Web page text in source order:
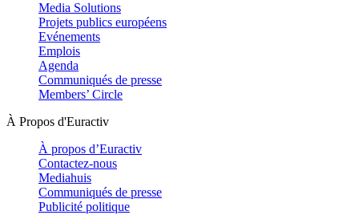
Media Solutions
Projets publics européens
Evénements
Emplois
Agenda
Communiqués de presse
Members’ Circle
À Propos d'Euractiv
À propos d’Euractiv
Contactez-nous
Mediahuis
Communiqués de presse
Publicité politique